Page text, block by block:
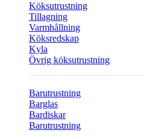
Köksutrustning
Tillagning
Varmhållning
Köksredskap
Kyla
Övrig köksutrustning
Barutrustning
Barglas
Bardiskar
Barutrustning